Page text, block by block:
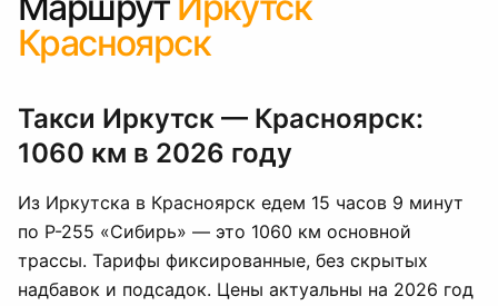
Красноярск
Такси Иркутск — Красноярск:
1060 км в 2026 году
Из Иркутска в Красноярск едем 15 часов 9 минут
по Р-255 «Сибирь» — это 1060 км основной
трассы. Тарифы фиксированные, без скрытых
надбавок и подсадок. Цены актуальны на 2026 год